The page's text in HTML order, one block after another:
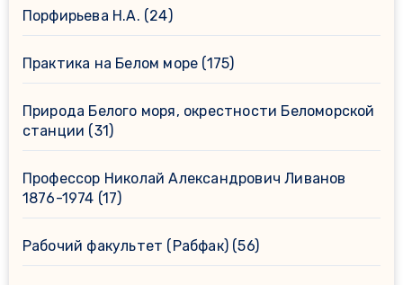
Порфирьева Н.А. (24)
Практика на Белом море (175)
Природа Белого моря, окрестности Беломорской
станции (31)
Профессор Николай Александрович Ливанов
1876-1974 (17)
Рабочий факультет (Рабфак)(56)